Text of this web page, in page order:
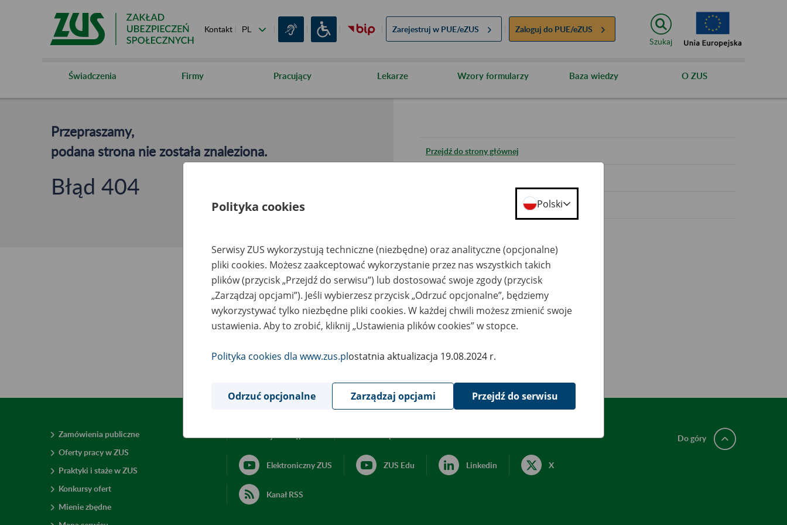
Kontakt Zarejestruj w PUE/eZUS Zaloguj do PUE/eZUS
Szukaj
Świadczenia Firmy Pracujący Lekarze Wzory formularzy Baza wiedzy O ZUS
Przepraszamy,
podana strona nie została znaleziona.
Błąd 404
Przejdź do strony głównej
Zamówienia publiczne
Oferty pracy w ZUS
Praktyki i staże w ZUS
Konkursy ofert
Mienie zbędne
Elektroniczny ZUS ZUS Edu Linkedin X
Kanał RSS
Do góry
Polityka cookies Polski
Serwisy ZUS wykorzystują techniczne (niezbędne) oraz analityczne (opcjonalne)
pliki cookies. Możesz zaakceptować wykorzystanie przez nas wszystkich takich
plików (przycisk „Przejdź do serwisu”) lub dostosować swoje zgody (przycisk
„Zarządzaj opcjami”). Jeśli wybierzesz przycisk „Odrzuć opcjonalne”, będziemy
wykorzystywać tylko niezbędne pliki cookies. W każdej chwili możesz zmienić swoje
ustawienia. Aby to zrobić, kliknij „Ustawienia plików cookies” w stopce.
Polityka cookies dla www.zus.plostatnia aktualizacja 19.08.2024 r.
Odrzuć opcjonalne Zarządzaj opcjami Przejdź do serwisu